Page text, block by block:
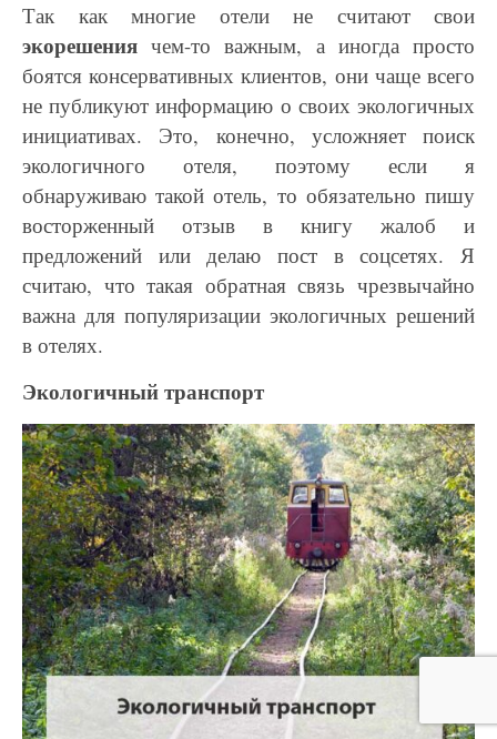
Так как многие отели не считают свои
экорешения чем-то важным, а иногда просто
боятсяконсервативных клиентов, они чаще всего
не публикуют информацию о своих экологичных
инициативах. Это, конечно, усложняет поиск
экологичного отеля, поэтому если я
обнаруживаютакой отель, то обязательно пишу
восторженный отзыв в книгу жалоб и
предложений или делаю пост в соцсетях. Я
считаю, что такая обратная связь чрезвычайно
важна для популяризации экологичных решений
в отелях.
Экологичный транспорт